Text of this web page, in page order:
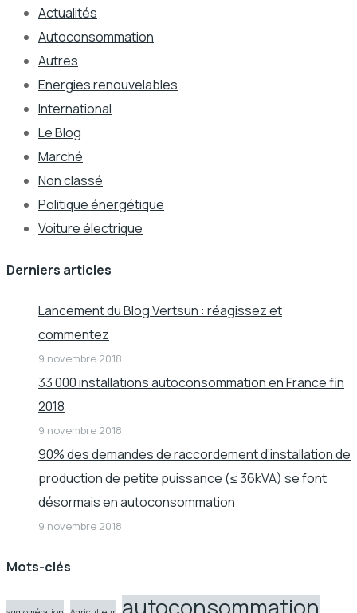
Actualités
Autoconsommation
Autres
Energies renouvelables
International
Le Blog
Marché
Non classé
Politique énergétique
Voiture électrique
Derniers articles
Lancement du Blog Vertsun : réagissez et
commentez
9 novembre 2018
33 000 installations autoconsommation en France fin
2018
9 novembre 2018
90% des demandes de raccordement d’installation de
production de petite puissance (≤ 36kVA) se font
désormais en autoconsommation
9 novembre 2018
Mots-clés